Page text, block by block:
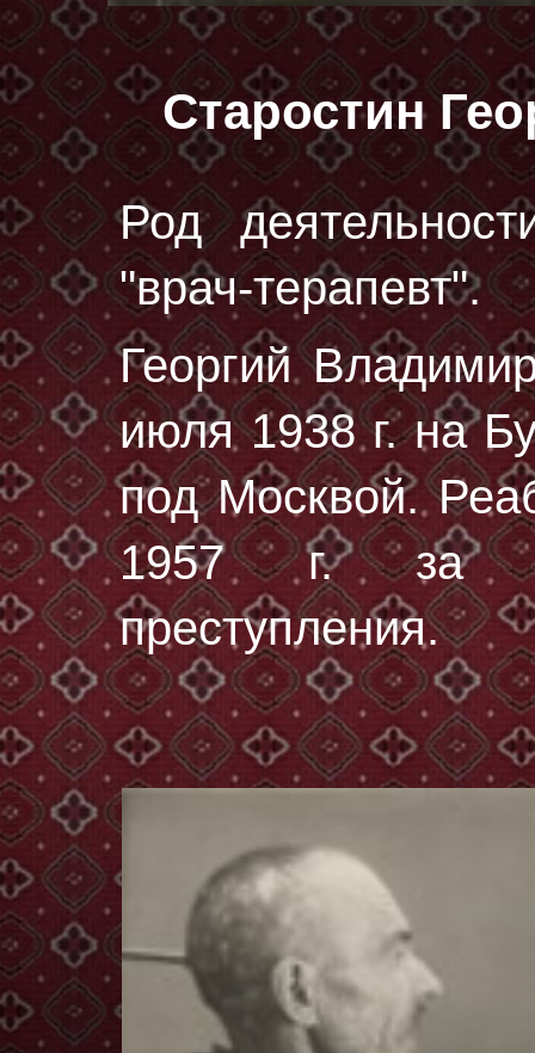
Старостин
Род
"врач-терапевт".
Георгий
июля 1938 г.на
под Москвой.
1957 г. за
преступления.